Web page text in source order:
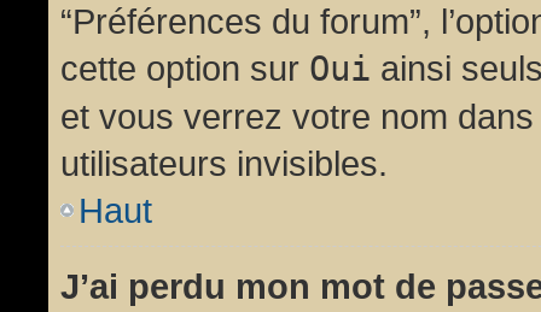
“Préférences du forum”,
cette option sur Oui ainsi
et vous verrez votre nom
utilisateurs invisibles.
Haut
J’ai perdu mon mot de